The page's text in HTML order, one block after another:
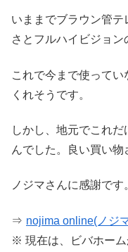
いままでブラウン管テ
さとフルハイビジョン
これで今まで使って
くれそうです。
しかし、地元でこれ
んでした。良い買い物
ノジマさんに感謝です
⇒ nojima online(ノジ
※ 現在は、ビバホー